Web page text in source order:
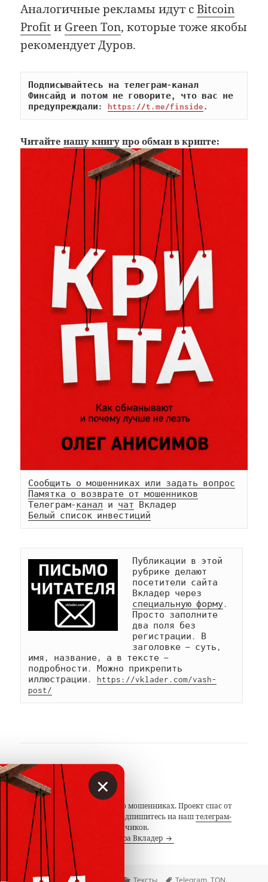
Аналогичные рекламы идут сBitcoin
Profitи Green Ton, которые тоже якобы
рекомендует Дуров.
Подписывайтесь на телеграм-канал
Финсайд и потом не говорите, что вас не
предупреждали: https://t.me/finside.
Читайтенашу книгу про обман в крипте:
Сообщить о мошенниках или задать вопрос
Памятка о возврате от мошенников
Телеграм-канал и чат
Белый список инвестиций
Публикации в этой
рубрике делают
посетители сайта
специальную форму.
Просто заполните
два поля без
регистрации. В
заголовке — суть,
имя, название, а в тексте —
подробности. Можно прикрепить
иллюстрации. https://vklader.com/vash-
post/
АВТОР
Вкладер
С 2014 года предупреждаем о мошенниках. Проект спас от
потерь миллионы людей. Подпишитесь на наштелеграм-
канал с 19 тысячами подписчиков.
Посмотреть все записи автора Вкладер
Опубликовано Рубрики Метки
×